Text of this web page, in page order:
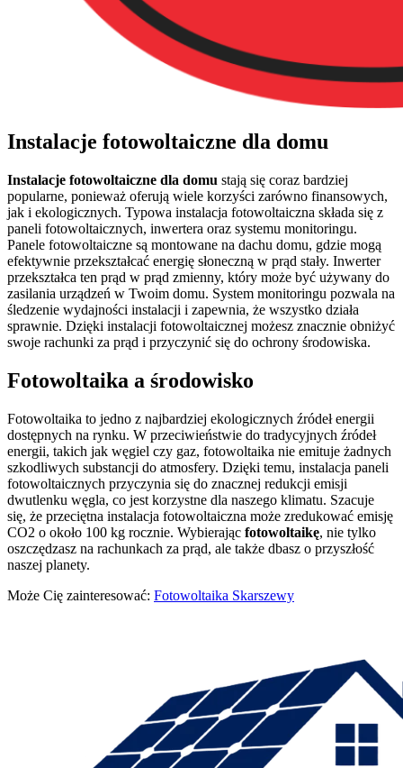
Instalacje fotowoltaiczne dla domu
Instalacje fotowoltaiczne dla domu stają się coraz bardziej
popularne, ponieważ oferują wiele korzyści zarówno finansowych,
jak i ekologicznych. Typowa instalacja fotowoltaiczna składa się z
paneli fotowoltaicznych, inwertera oraz systemu monitoringu.
Panele fotowoltaiczne są montowane na dachu domu, gdzie mogą
efektywnie przekształcać energię słoneczną w prąd stały. Inwerter
przekształca ten prąd w prąd zmienny, który może być używany do
zasilania urządzeń w Twoim domu. System monitoringu pozwala na
śledzenie wydajności instalacji i zapewnia, że wszystko działa
sprawnie. Dzięki instalacji fotowoltaicznej możesz znacznie obniżyć
swoje rachunki za prąd i przyczynić się do ochrony środowiska.
Fotowoltaika a środowisko
Fotowoltaika to jedno z najbardziej ekologicznych źródeł energii
dostępnych na rynku. W przeciwieństwie do tradycyjnych źródeł
energii, takich jak węgiel czy gaz, fotowoltaika nie emituje żadnych
szkodliwych substancji do atmosfery. Dzięki temu, instalacja paneli
fotowoltaicznych przyczynia się do znacznej redukcji emisji
dwutlenku węgla, co jest korzystne dla naszego klimatu. Szacuje
się, że przeciętna instalacja fotowoltaiczna może zredukować emisję
CO2 o około 100 kg rocznie. Wybierając fotowoltaikę, nie tylko
oszczędzasz na rachunkach za prąd, ale także dbasz o przyszłość
naszej planety.
Może Cię zainteresować: Fotowoltaika Skarszewy